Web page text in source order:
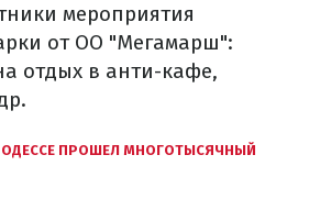
мероприятия
от ОО "Мегамарш":
отдых в анти-кафе,
ОДЕССЕ ПРОШЕЛ МНОГОТЫСЯЧНЫЙ